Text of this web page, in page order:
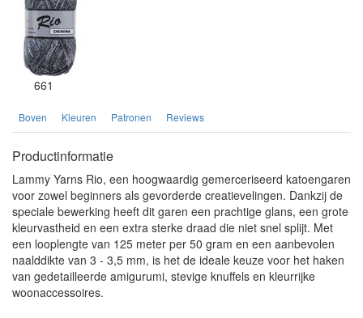
661
Boven Kleuren Patronen Reviews
Productinformatie
Lammy Yarns Rio, een hoogwaardig gemerceriseerd katoengaren
voor zowel beginners als gevorderde creatievelingen. Dankzij de
speciale bewerking heeft dit garen een prachtige glans, een grote
kleurvastheid en een extra sterke draad die niet snel splijt. Met
een looplengte van 125 meter per 50 gram en een aanbevolen
naalddikte van 3 - 3,5 mm, is het de ideale keuze voor het haken
van gedetailleerde amigurumi, stevige knuffels en kleurrijke
woonaccessoires.